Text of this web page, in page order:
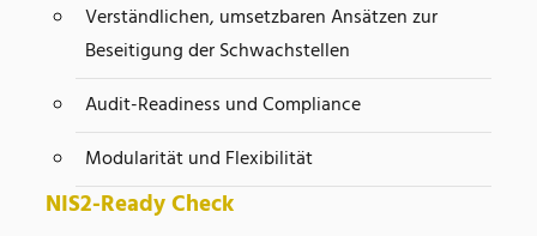
Verständlichen, umsetzbaren Ansätzen zur
Beseitigung der Schwachstellen
Audit-Readiness und Compliance
Modularität und Flexibilität
NIS2-Ready Check